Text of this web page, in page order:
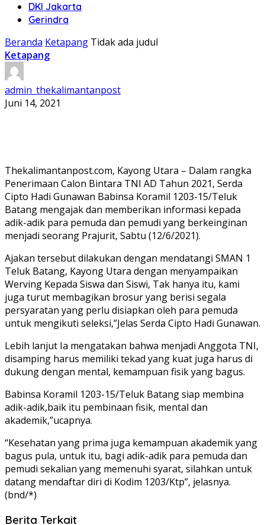
DKI Jakarta
Gerindra
Beranda Ketapang Tidak ada judul
Ketapang
admin_thekalimantanpost
Juni 14, 2021
Thekalimantanpost.com, Kayong Utara – Dalam rangka
Penerimaan Calon Bintara TNI AD Tahun 2021, Serda
Cipto Hadi Gunawan Babinsa Koramil 1203-15/Teluk
Batang mengajak dan memberikan informasi kepada
adik-adik para pemuda dan pemudi yang berkeinginan
menjadi seorang Prajurit, Sabtu (12/6/2021).
Ajakan tersebut dilakukan dengan mendatangi SMAN 1
Teluk Batang, Kayong Utara dengan menyampaikan
Werving Kepada Siswa dan Siswi, Tak hanya itu, kami
juga turut membagikan brosur yang berisi segala
persyaratan yang perlu disiapkan oleh para pemuda
untuk mengikuti seleksi,”Jelas Serda Cipto Hadi Gunawan.
Lebih lanjut Ia mengatakan bahwa menjadi Anggota TNI,
disamping harus memiliki tekad yang kuat juga harus di
dukung dengan mental, kemampuan fisik yang bagus.
Babinsa Koramil 1203-15/Teluk Batang siap membina
adik-adik,baik itu pembinaan fisik, mental dan
akademik,”ucapnya.
“Kesehatan yang prima juga kemampuan akademik yang
bagus pula, untuk itu, bagi adik-adik para pemuda dan
pemudi sekalian yang memenuhi syarat, silahkan untuk
datang mendaftar diri di Kodim 1203/Ktp”, jelasnya.
(bnd/*)
Berita Terkait